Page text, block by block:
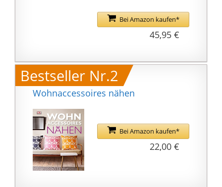
nachempfunden zieht
die große Obstschale
sofort alle Blicke auf
wunderbar vielseitig
genutzt werden –
probiere es aus
Blattform ist die Schale
nicht nur ein
Bei Amazon kaufen*
45,95 €
Bestseller Nr.2
Wohnaccessoires nähen
Bei Amazon kaufen*
22,00 €